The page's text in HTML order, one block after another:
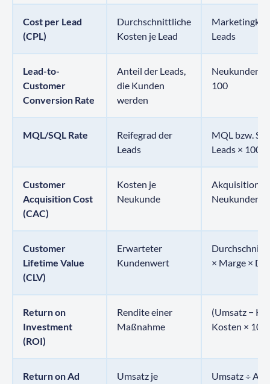
Cost per Lead
(CPL)
Durchschnittliche
Kosten je Lead
Leads
Lead-to-
Customer
Conversion Rate
Anteil der Leads,
die Kunden
werden
Neukunden ÷
100
MQL/SQL Rate
Reifegrad der
Leads
MQL bzw.
Leads × 100
Customer
Acquisition Cost
(CAC)
Kosten je
Neukunde
Neukunden
Customer
Lifetime Value
(CLV)
Erwarteter
Kundenwert
× Marge ×
Return on
Investment
(ROI)
Rendite einer
Maßnahme
(Umsatz −
Kosten × 100
Return on Ad
Umsatz je
Umsatz ÷ Ad